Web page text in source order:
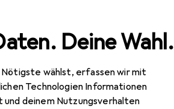
Deine Wahl.
Nötigste wählst, erfassen wir mit
Technologien Informationen
und deinem Nutzungsverhalten
Sport Outdoor